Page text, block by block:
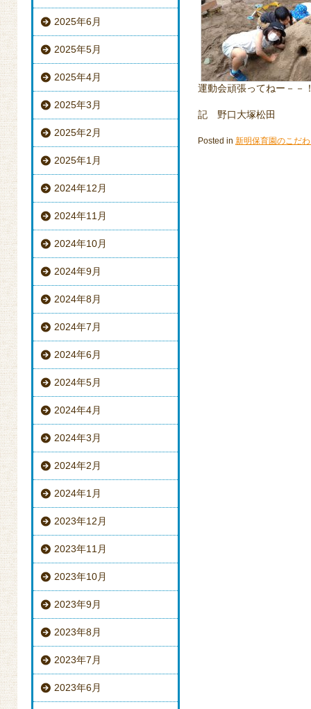
2025年6月
2025年5月
2025年4月
2025年3月
2025年2月
2025年1月
2024年12月
2024年11月
2024年10月
2024年9月
2024年8月
2024年7月
2024年6月
2024年5月
2024年4月
2024年3月
2024年2月
2024年1月
2023年12月
2023年11月
2023年10月
2023年9月
2023年8月
2023年7月
2023年6月
運動会頑張ってねー－－
記 野口大塚松田
Posted in 新明保育園のこだ